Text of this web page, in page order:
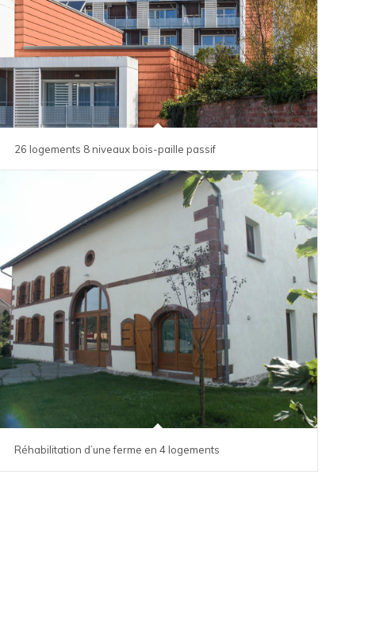
26 logements 8 niveaux bois-paille passif
Réhabilitation d’une ferme en 4 logements